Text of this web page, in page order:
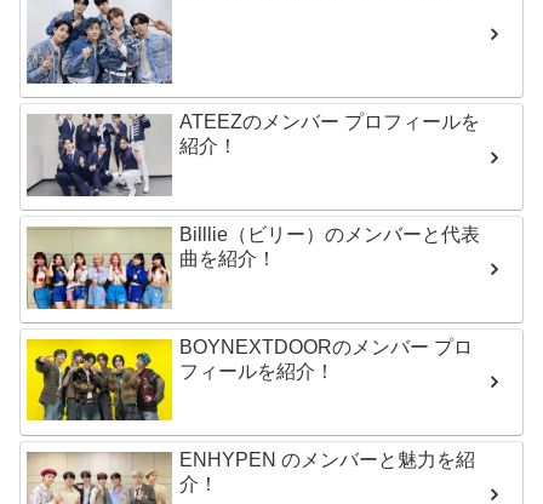
ATEEZのメンバー プロフィールを
紹介！
Billlie（ビリー）のメンバーと代表
曲を紹介！
BOYNEXTDOORのメンバー プロ
フィールを紹介！
ENHYPEN のメンバーと魅力を紹
介！